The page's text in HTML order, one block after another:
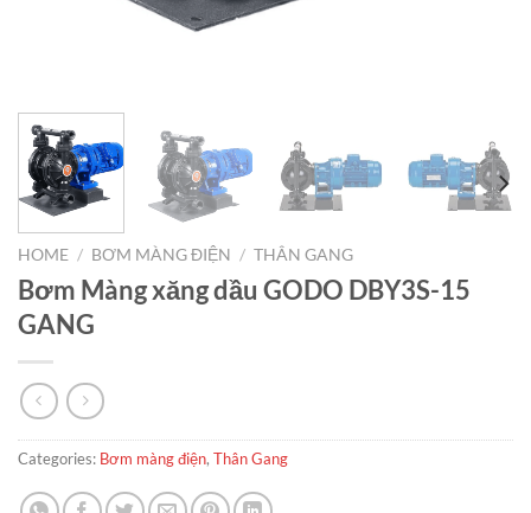
HOME / BƠM MÀNG ĐIỆN / THÂN GANG
Bơm Màng xăng dầu GODO DBY3S-15
GANG
Categories: Bơm màng điện, Thân Gang